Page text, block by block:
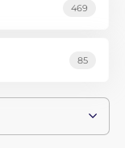
469
85